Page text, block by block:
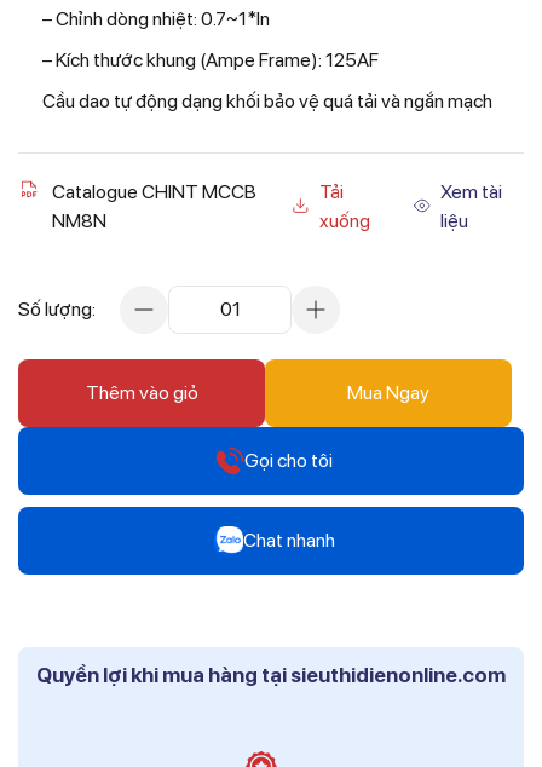
– Chỉnh dòng nhiệt: 0.7~1*In
– Kích thước khung (Ampe Frame): 125AF
Cầu dao tự động dạng khối bảo vệ quá tải và ngắn mạch
Catalogue CHINT MCCB
NM8N
Tải
xuống
Xem tài
liệu
Số lượng: 01
Thêm vào giỏ Mua Ngay
Gọi cho tôi
0916 804 808
Chat nhanh
Mr Trâm - Điện Thái Dương
Quyền lợi khi mua hàng tại sieuthidienonline.com